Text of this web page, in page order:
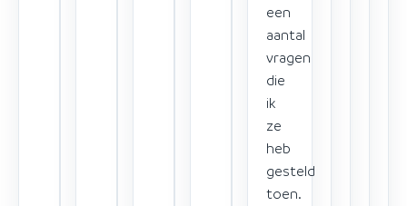
een
aantal
vragen
die
ik
ze
heb
gesteld
toen.